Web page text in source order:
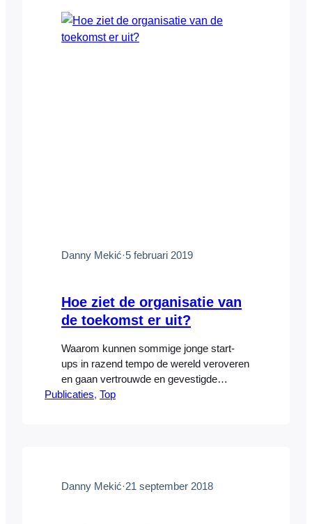
Het is zijn wens om…
Danny Mekić·5 februari 2019
Hoe ziet de organisatie van
de toekomst er uit?
Waarom kunnen sommige jonge start-
ups in razend tempo de wereld veroveren
en gaan vertrouwde en gevestigde
bedrijven failliet? Welke ontwikkelingen
Danny Mekic’,…
Publicaties, Top
Danny Mekić·21 september 2018